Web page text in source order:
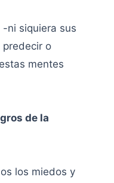
-ni siquiera sus
o
mentes
de la
los miedos y